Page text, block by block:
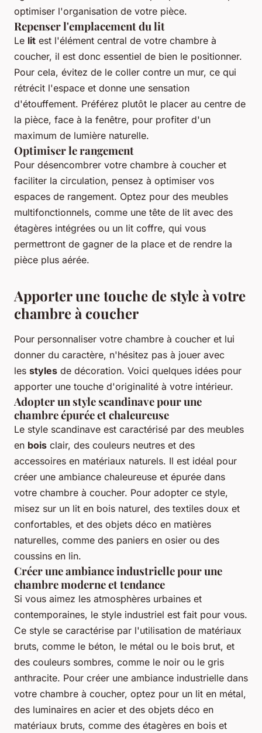
optimiser l'organisation de votre pièce.
Repenser l'emplacement du lit
Le lit est l'élément central de votre chambre à
coucher, il est donc essentiel de bien le positionner.
Pour cela, évitez de le coller contre un mur, ce qui
rétrécit l'espace et donne une sensation
d'étouffement. Préférez plutôt le placer au centre de
la pièce, face à la fenêtre, pour profiter d'un
maximum de lumière naturelle.
Optimiser le rangement
Pour désencombrer votre chambre à coucher et
faciliter la circulation, pensez à optimiser vos
espaces de rangement. Optez pour des meubles
multifonctionnels, comme une tête de lit avec des
étagères intégrées ou un lit coffre, qui vous
permettront de gagner de la place et de rendre la
pièce plus aérée.
Apporter une touche de style à votre
chambre à coucher
Pour personnaliser votre chambre à coucher et lui
donner du caractère, n'hésitez pas à jouer avec
les styles de décoration. Voici quelques idées pour
apporter une touche d'originalité à votre intérieur.
Adopter un style scandinave pour une
chambre épurée et chaleureuse
Le style scandinave est caractérisé par des meubles
en bois clair, des couleurs neutres et des
accessoires en matériaux naturels. Il est idéal pour
créer une ambiance chaleureuse et épurée dans
votre chambre à coucher. Pour adopter ce style,
misez sur un lit en bois naturel, des textiles doux et
confortables, et des objets déco en matières
naturelles, comme des paniers en osier ou des
coussins en lin.
Créer une ambiance industrielle pour une
chambre moderne et tendance
Si vous aimez les atmosphères urbaines et
contemporaines, le style industriel est fait pour vous.
Ce style se caractérise par l'utilisation de matériaux
bruts, comme le béton, le métal ou le bois brut, et
des couleurs sombres, comme le noir ou le gris
anthracite. Pour créer une ambiance industrielle dans
votre chambre à coucher, optez pour un lit en métal,
des luminaires en acier et des objets déco en
matériaux bruts, comme des étagères en bois et